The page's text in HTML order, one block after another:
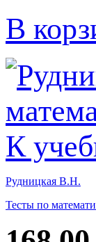
В
Рудницкая В.Н.
Тесты по